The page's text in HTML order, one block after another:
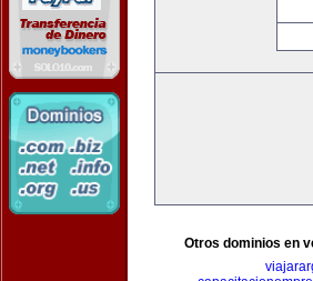
Otros dominios en